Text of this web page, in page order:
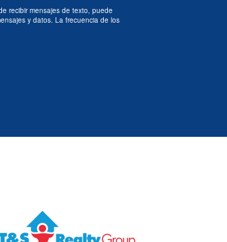
recibir mensajes de texto, puede
y datos. La frecuencia de los